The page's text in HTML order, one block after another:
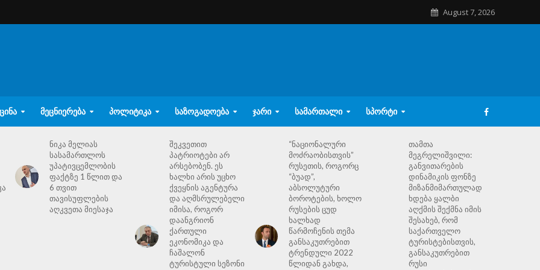
August 7, 2026
ᲛᲔᲪᲜᲘᲔᲠᲔᲑᲐ ᲞᲝᲚᲘᲢᲘᲙᲐ ᲡᲐᲖᲝᲒᲐᲓᲝᲔᲑᲐ ᲯᲐᲠᲘ ᲡᲐᲛᲐᲠᲗᲐᲚᲘ ᲡᲞᲝᲠᲢᲘ
ნიკა მელიას
სასამართლოს
უპატივცემლობის
ფაქტზე 1 წლით და
6 თვით
თავისუფლების
აღკვეთა მიესაჯა
შეკვეთით
პატრიოტები არ
არსებობენ. ეს
ხალხი არის უცხო
ქვეყნის აგენტურა
და აღმსრულებელი
იმისა, როგორ
დაანგრიონ
ქართული
ეკონომიკა და
ჩაშალონ
ტურისტული სეზონი
“ნაციონალური
მოძრაობისთვის”
რუსეთის, როგორც
“ბუად”,
აბსოლუტური
ბოროტების, ხოლო
რუსების ცუდ
ხალხად
წარმოჩენის თემა
განსაკუთრებით
ტრენდული 2022
წლიდან გახდა,
თამთა
მეგრელიშვილი:
განვითარების
დინამიკის ფონზე
მიზანმიმართულად
ხდება ყალბი
აღქმის შექმნა იმის
შესახებ, რომ
საქართველო
ტურისტებისთვის,
განსაკუთრებით
რუსი